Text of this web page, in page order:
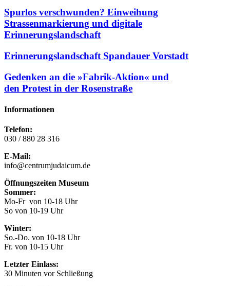
Spurlos verschwunden? Einweihung
Strassenmarkierung und digitale
Erinnerungslandschaft
Erinnerungslandschaft Spandauer Vorstadt
Gedenken an die »Fabrik-Aktion« und
den Protest in der Rosenstraße
Informationen
Telefon:
030 / 880 28 316
E-Mail:
info@centrumjudaicum.de
Öffnungszeiten Museum
Sommer:
Mo-Fr von 10-18 Uhr
So von 10-19 Uhr
Winter:
So.-Do. von 10-18 Uhr
Fr. von 10-15 Uhr
Letzter Einlass:
30 Minuten vor Schließung